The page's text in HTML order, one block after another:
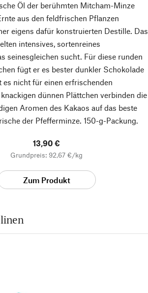
Öl der berühmten Mitcham-Minze
aus den feldfrischen Pflanzen
eigens dafür konstruierten Destille. Das
intensives, sortenreines
seinesgleichen sucht. Für diese runden
fügt er es bester dunkler Schokolade
es nicht für einen erfrischenden
dünnen Plättchen verbinden die
Aromen des Kakaos auf das beste
der Pfefferminze. 150-g-Packung.
13,90 €
Grundpreis: 92,67 €/kg
Zum Produkt